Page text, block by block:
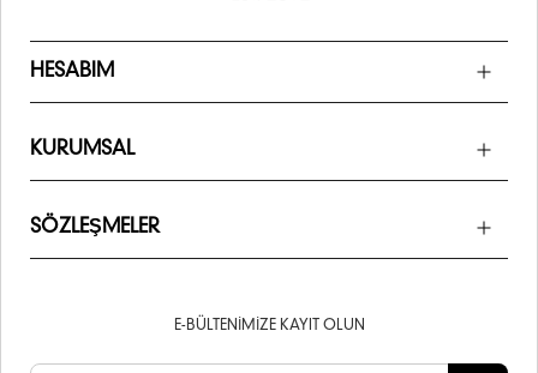
HESABIM
KURUMSAL
SÖZLEŞMELER
E-BÜLTENIMIZE KAYIT OLUN